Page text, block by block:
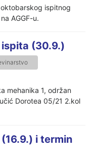
ispitnog
AGGF-u.
(30.9.)
mehanika 1, održan
Dorotea 05/21 2.kol
i termin